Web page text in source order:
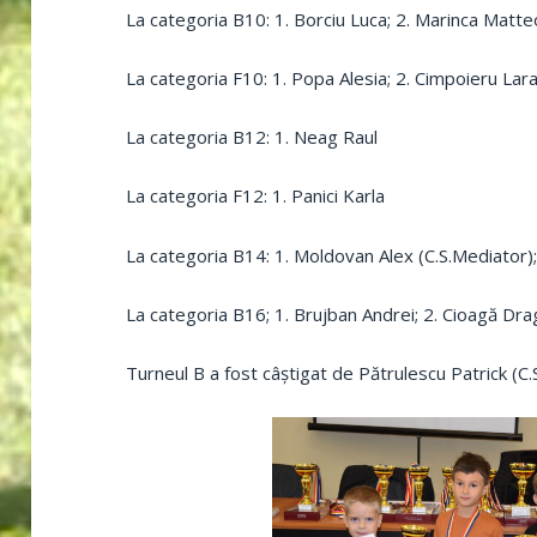
La categoria B10: 1. Borciu Luca; 2. Marinca
La categoria F10: 1. Popa Alesia; 2. Cimpoieru
La categoria B12: 1. Neag Raul
La categoria F12: 1. Panici Karla
La categoria B14: 1. Moldovan Alex
La categoria B16; 1. Brujban Andrei; 2. Cioagă
Turneul B a fost câștigat de Pătrulescu Patrick